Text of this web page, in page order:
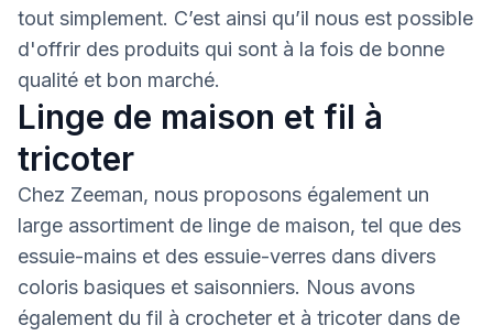
tout simplement. C’est ainsi qu’il nous est possible
d'offrir des produits qui sont à la fois de bonne
qualité et bon marché.
Linge de maison et fil à
tricoter
Chez Zeeman, nous proposons également un
large assortiment de linge de maison, tel que des
essuie-mains et des essuie-verres dans divers
coloris basiques et saisonniers. Nous avons
également du fil à crocheter et à tricoter dans de